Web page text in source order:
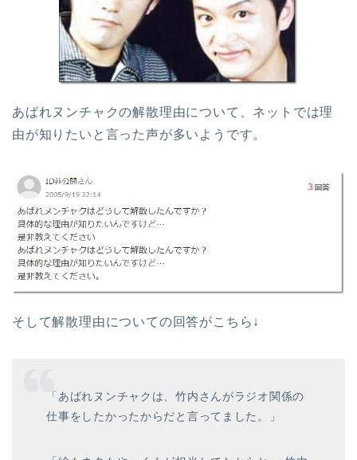
あばれヌンチャクの解散理由について、ネットでは理
由が知りたいと言った声が多いようです。
そして解散理由についての回答がこちら↓
「あばれヌンチャクは、竹内さんがラジオ関係の
仕事をしたかったからだと言ってました。」